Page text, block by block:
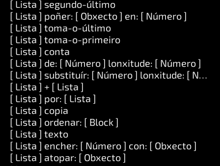
[ Lista ] segundo-último
[ Lista ] poñer: [ Obxecto ] en: [ Número ]
[ Lista ] toma-o-último
[ Lista ] toma-o-primeiro
[ Lista ] conta
[ Lista ] de: [ Número ] lonxitude: [ Número ]
[ Lista ] substituír: [ Número ] lonxitude: [
[ Lista ] + [ Lista ]
[ Lista ] por: [ Lista ]
[ Lista ] copia
[ Lista ] ordenar: [ Block ]
[ Lista ] texto
[ Lista ] encher: [ Número ] con: [ Obxecto ]
[ Lista ] atopar: [ Obxecto ]